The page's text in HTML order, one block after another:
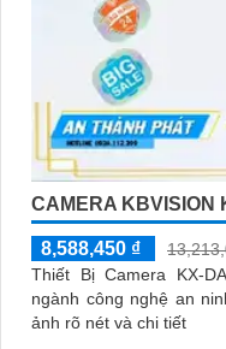
CAMERA KBVISION
8,588,450 ₫
Thiết Bị Camera KX-
ngành công nghệ an ninh. Với độ phân giải cao 4MP, nó cung cấp
ảnh rõ nét và chi tiết